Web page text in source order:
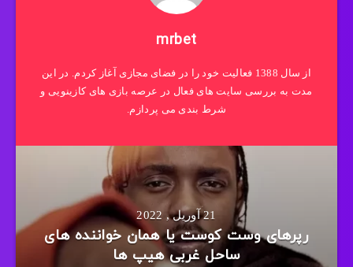
mrbet
از سال 1388 فعالیت خود را در فضای مجازی آغاز کردم. در این
مدت به بررسی سایت های فعال در عرصه بازی های کازینویی و
شرط بندی می پردازم.
21 آوریل , 2022
رپرهای وست کوست یا همان خواننده های
ساحل غربی هیپ ها